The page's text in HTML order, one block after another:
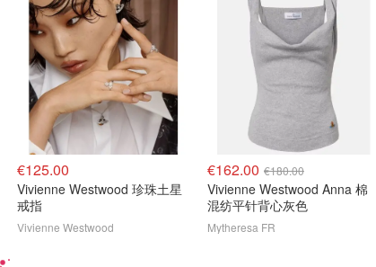
€125.00
Vivienne Westwood 珍珠土星
戒指
Vivienne Westwood
€162.00 €180.00
Vivienne Westwood Anna 棉
混纺平针背心灰色
Mytheresa FR